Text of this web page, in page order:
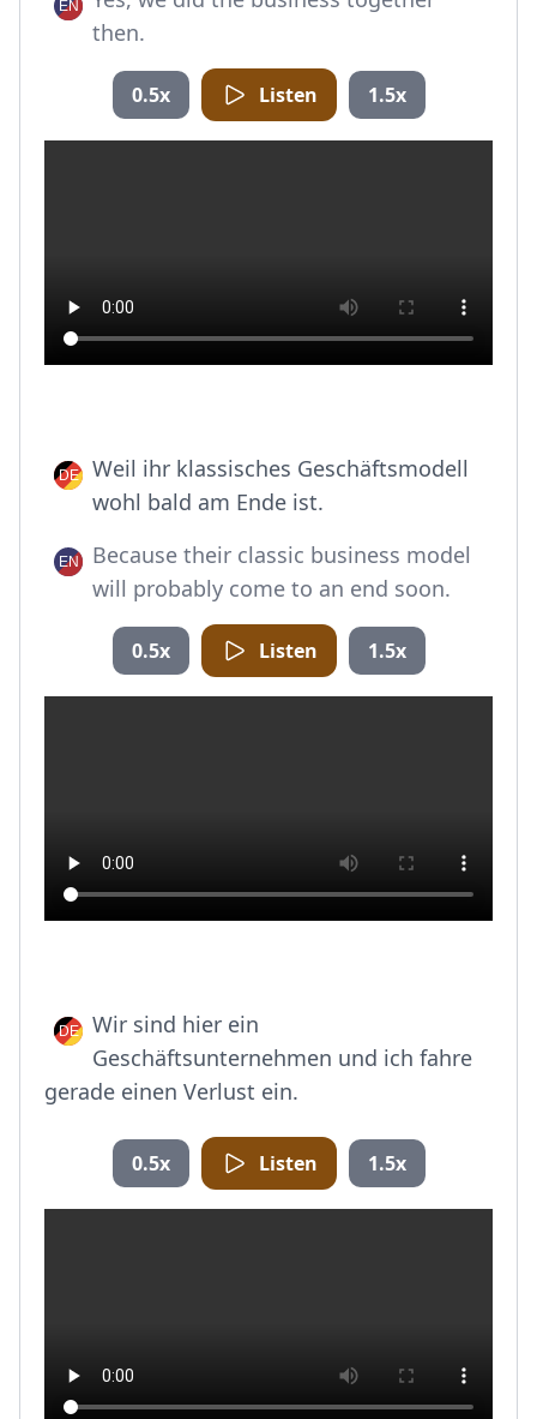
then.
0.5x Listen 1.5x
Weil ihr klassisches Geschäftsmodell
wohl bald am Ende ist.
Because their classic business model
will probably come to an end soon.
0.5x Listen 1.5x
Wir sind hier ein
Geschäftsunternehmen und ich fahre
gerade einen Verlust ein.
0.5x Listen 1.5x